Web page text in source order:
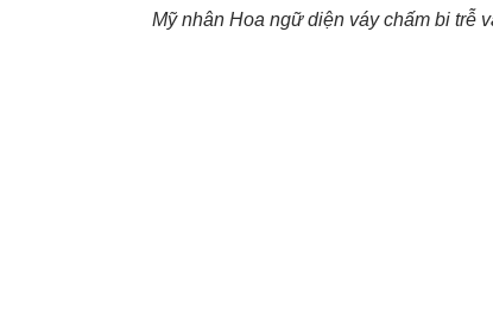
Mỹ nhân Hoa ngữ diện váy chấm bi trễ